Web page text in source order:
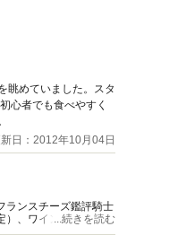
眺めていました。スタ
心者でも食べやすく
日：2012年10月04日
ランスチーズ鑑評騎士
）、ワインアドバイザ
...続きを読む